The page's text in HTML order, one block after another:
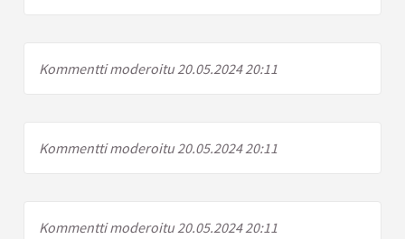
Kommentti moderoitu 20.05.2024 20:11
Kommentti moderoitu 20.05.2024 20:11
Kommentti moderoitu 20.05.2024 20:11